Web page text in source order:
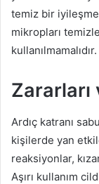
temiz bir
mikropları
kullanılmamalıdır.
Zararları
Ardıç katranı
kişilerde yan
reaksiyonlar,
Aşırı kullanım